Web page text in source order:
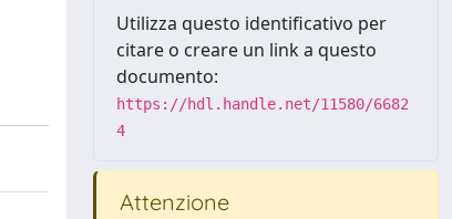
Utilizza questo identificativo per
citare o creare un link a questo
documento:
https://hdl.handle.net/11580/6682
4
Attenzione